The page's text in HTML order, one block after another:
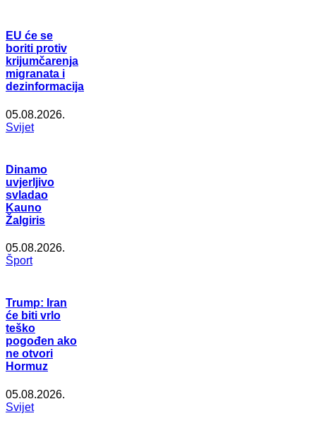
EU će se
boriti protiv
krijumčarenja
migranata i
dezinformacija
05.08.2026.
Svijet
Dinamo
uvjerljivo
svladao
Kauno
Žalgiris
05.08.2026.
Šport
Trump: Iran
će biti vrlo
teško
pogođen ako
ne otvori
Hormuz
05.08.2026.
Svijet